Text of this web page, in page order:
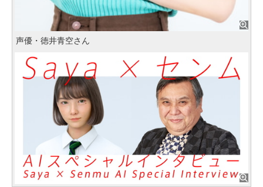
声優・徳井青空さん